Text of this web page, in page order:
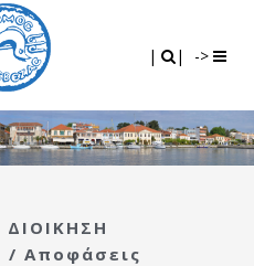
| | ->
ΔΙΟΙΚΗΣΗ
/ Αποφάσεις